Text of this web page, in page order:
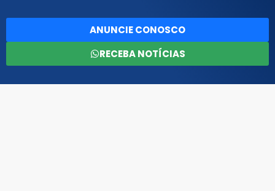
ANUNCIE CONOSCO
RECEBA NOTÍCIAS